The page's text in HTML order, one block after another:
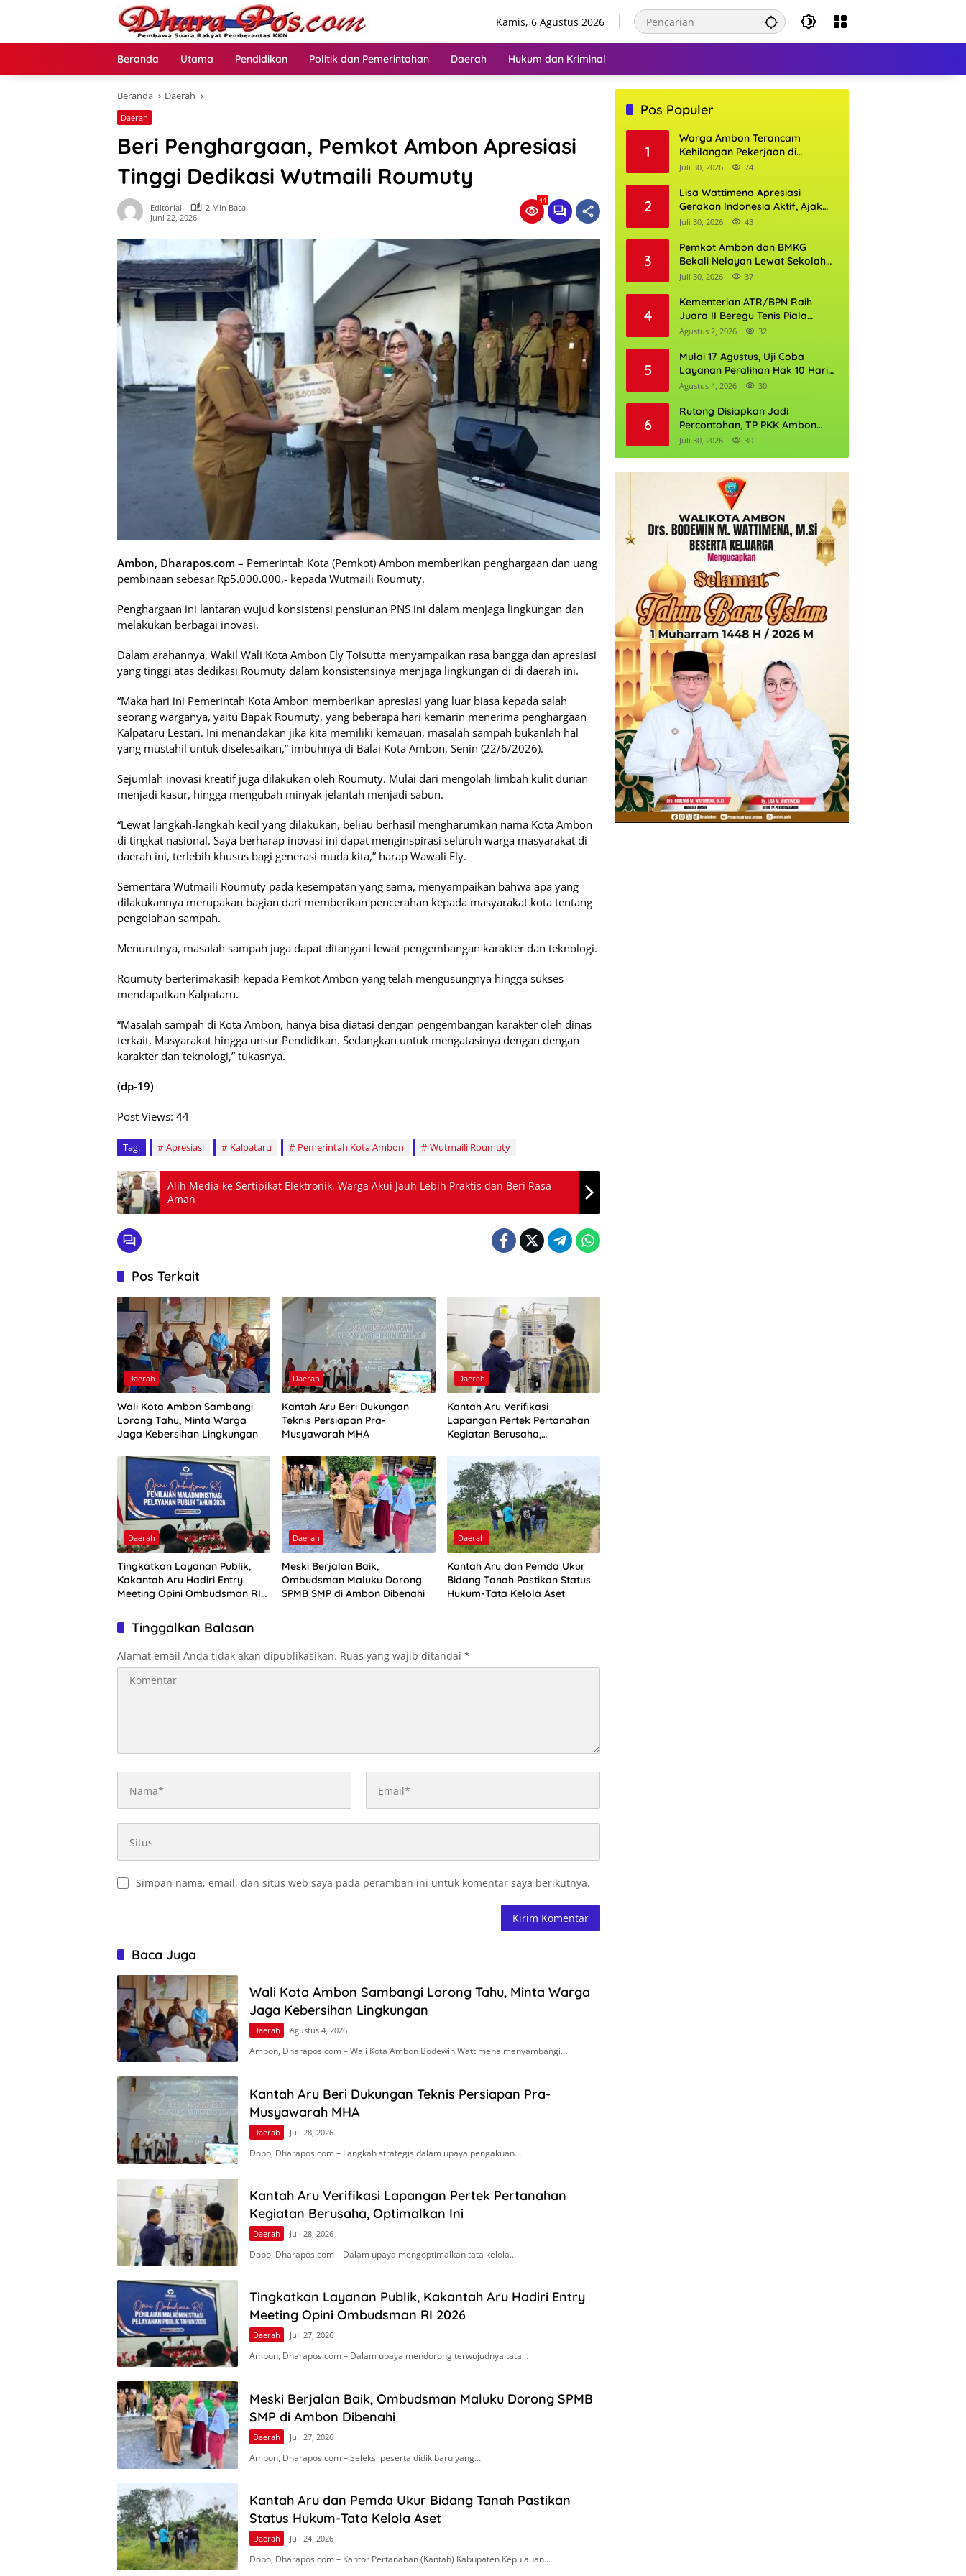
Kamis, 6 Agustus 2026
Beranda Utama Pendidikan Politik dan Pemerintahan Daerah Hukum dan Kriminal
Beranda Daerah
Daerah
Beri Penghargaan, Pemkot Ambon Apresiasi
Tinggi Dedikasi Wutmaili Roumuty
Editorial
2 Min Baca
Juni 22, 2026
44
Ambon, Dharapos.com – Pemerintah Kota (Pemkot) Ambon memberikan penghargaan dan uang
pembinaan sebesar Rp5.000.000,- kepada Wutmaili Roumuty.
Penghargaan ini lantaran wujud konsistensi pensiunan PNS ini dalam menjaga lingkungan dan
melakukan berbagai inovasi.
Dalam arahannya, Wakil Wali Kota Ambon Ely Toisutta menyampaikan rasa bangga dan apresiasi
yang tinggi atas dedikasi Roumuty dalam konsistensinya menjaga lingkungan di di daerah ini.
“Maka hari ini Pemerintah Kota Ambon memberikan apresiasi yang luar biasa kepada salah
seorang warganya, yaitu Bapak Roumuty, yang beberapa hari kemarin menerima penghargaan
Kalpataru Lestari. Ini menandakan jika kita memiliki kemauan, masalah sampah bukanlah hal
yang mustahil untuk diselesaikan,” imbuhnya di Balai Kota Ambon, Senin (22/6/2026).
Sejumlah inovasi kreatif juga dilakukan oleh Roumuty. Mulai dari mengolah limbah kulit durian
menjadi kasur, hingga mengubah minyak jelantah menjadi sabun.
“Lewat langkah-langkah kecil yang dilakukan, beliau berhasil mengharumkan nama Kota Ambon
di tingkat nasional. Saya berharap inovasi ini dapat menginspirasi seluruh warga masyarakat di
daerah ini, terlebih khusus bagi generasi muda kita,” harap Wawali Ely.
Sementara Wutmaili Roumuty pada kesempatan yang sama, menyampaikan bahwa apa yang
dilakukannya merupakan bagian dari memberikan pencerahan kepada masyarakat kota tentang
pengolahan sampah.
Menurutnya, masalah sampah juga dapat ditangani lewat pengembangan karakter dan teknologi.
Roumuty berterimakasih kepada Pemkot Ambon yang telah mengusungnya hingga sukses
mendapatkan Kalpataru.
“Masalah sampah di Kota Ambon, hanya bisa diatasi dengan pengembangan karakter oleh dinas
terkait, Masyarakat hingga unsur Pendidikan. Sedangkan untuk mengatasinya dengan dengan
karakter dan teknologi,” tukasnya.
(dp-19)
Post Views: 44
Tag: Apresiasi Kalpataru Pemerintah Kota Ambon Wutmaili Roumuty
Alih Media ke Sertipikat Elektronik, Warga Akui Jauh Lebih Praktis dan Beri Rasa
Aman
Pos Terkait
Daerah
Wali Kota Ambon Sambangi
Lorong Tahu, Minta Warga
Jaga Kebersihan Lingkungan
Daerah
Kantah Aru Beri Dukungan
Teknis Persiapan Pra-
Musyawarah MHA
Daerah
Kantah Aru Verifikasi
Lapangan Pertek Pertanahan
Kegiatan Berusaha,
Daerah
Tingkatkan Layanan Publik,
Kakantah Aru Hadiri Entry
Meeting Opini Ombudsman RI
Daerah
Meski Berjalan Baik,
Ombudsman Maluku Dorong
SPMB SMP di Ambon Dibenahi
Daerah
Kantah Aru dan Pemda Ukur
Bidang Tanah Pastikan Status
Hukum-Tata Kelola Aset
Tinggalkan Balasan
Alamat email Anda tidak akan dipublikasikan. Ruas yang wajib ditandai *
Simpan nama, email, dan situs web saya pada peramban ini untuk komentar saya berikutnya.
Baca Juga
Wali Kota Ambon Sambangi Lorong Tahu, Minta Warga
Jaga Kebersihan Lingkungan
Daerah Agustus 4, 2026
Ambon, Dharapos.com – Wali Kota Ambon Bodewin Wattimena menyambangi…
Kantah Aru Beri Dukungan Teknis Persiapan Pra-
Musyawarah MHA
Daerah Juli 28, 2026
Dobo, Dharapos.com – Langkah strategis dalam upaya pengakuan…
Kantah Aru Verifikasi Lapangan Pertek Pertanahan
Kegiatan Berusaha, Optimalkan Ini
Daerah Juli 28, 2026
Dobo, Dharapos.com – Dalam upaya mengoptimalkan tata kelola…
Tingkatkan Layanan Publik, Kakantah Aru Hadiri Entry
Meeting Opini Ombudsman RI 2026
Daerah Juli 27, 2026
Ambon, Dharapos.com – Dalam upaya mendorong terwujudnya tata…
Meski Berjalan Baik, Ombudsman Maluku Dorong SPMB
SMP di Ambon Dibenahi
Daerah Juli 27, 2026
Ambon, Dharapos.com – Seleksi peserta didik baru yang…
Kantah Aru dan Pemda Ukur Bidang Tanah Pastikan
Status Hukum-Tata Kelola Aset
Daerah Juli 24, 2026
Dobo, Dharapos.com – Kantor Pertanahan (Kantah) Kabupaten Kepulauan…
Pos Populer
1
Warga Ambon Terancam
Kehilangan Pekerjaan di
Bandara Pattimura, William
Utamakan Tenaga Kerja Lokal
Juli 30, 2026 74
2
Lisa Wattimena Apresiasi
Gerakan Indonesia Aktif, Ajak
Warga Ambon Semarakkan
Juli 30, 2026 43
3
Pemkot Ambon dan BMKG
Bekali Nelayan Lewat Sekolah
Lapang Cuaca, Wali Kota:
Prioritas
Juli 30, 2026 37
4
Kementerian ATR/BPN Raih
Juara II Beregu Tenis Piala
Gubernur DKI Jakarta 2026
Agustus 2, 2026 32
5
Mulai 17 Agustus, Uji Coba
Layanan Peralihan Hak 10 Hari
di 15 Kantor Pertanahan
Agustus 4, 2026 30
6
Rutong Disiapkan Jadi
Percontohan, TP PKK Ambon
Gandeng HOPE Worldwide
Juli 30, 2026 30